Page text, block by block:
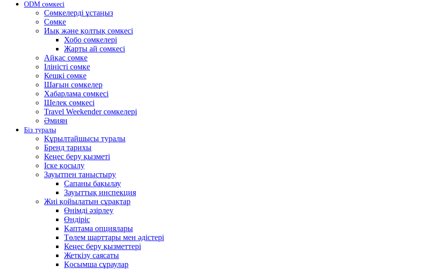
ODM сөмкесі
Сөмкелерді ұстаңыз
Сөмке
Иық және қолтық сөмкесі
Хобо сөмкелері
Жарты ай сөмкесі
Айқас сөмке
Іліністі сөмке
Кешкі сөмке
Шағын сөмкелер
Хабарлама сөмкесі
Шелек сөмкесі
Travel Weekender сөмкелері
Әмиян
Біз туралы
Құрылтайшысы туралы
Бренд тарихы
Кеңес беру қызметі
Іске қосылу
Зауытпен таныстыру
Сапаны бақылау
Зауыттық инспекция
Жиі қойылатын сұрақтар
Өнімді әзірлеу
Өндіріс
Қаптама опциялары
Төлем шарттары мен әдістері
Кеңес беру қызметтері
Жеткізу саясаты
Қосымша сұраулар